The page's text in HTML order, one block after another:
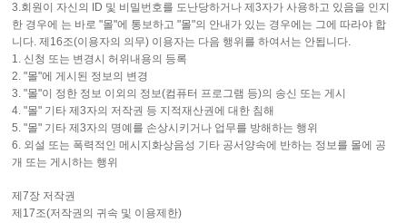
3.회원이 자신의 ID 및 비밀번호를 도난당하거나 제3자가 사용하고 있음을 인지
한 경우에 는 바로 "몰"에 통보하고 "몰"의 안내가 있는 경우에는 그에 따라야 합
니다. 제16조(이용자의 의무) 이용자는 다음 행위를 하여서는 안됩니다.
1. 신청 또는 변경시 허위내용의 등록
2. "몰"에 게시된 정보의 변경
3. "몰"이 정한 정보 이외의 정보(컴퓨터 프로그램 등)의 송신 또는 게시
4. "몰" 기타 제3자의 저작권 등 지적재산권에 대한 침해
5. "몰" 기타 제3자의 명예를 손상시키거나 업무를 방해하는 행위
6. 외설 또는 폭력적인 메시지화상음성 기타 공서양속에 반하는 정보를 몰에 공
개 또는 게시하는 행위
제7장 저작권
제17조(저작권의 귀속 및 이용제한)